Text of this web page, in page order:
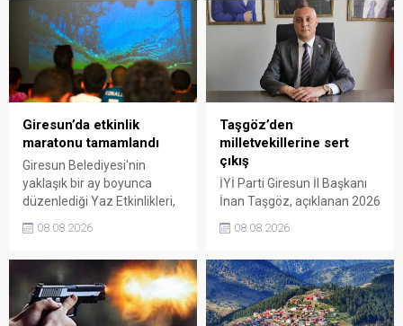
Giresun’da etkinlik
maratonu tamamlandı
Giresun Belediyesi'nin
yaklaşık bir ay boyunca
düzenlediği Yaz Etkinlikleri,
sanat ve eğlenceyle
organizasyonun ardından
Kadın El Emeği Pazarı'nın
süresi de 16 Ağustos'a
08.08.2026
Taşgöz’den
milletvekillerine sert
çıkış
İYİ Parti Giresun İl Başkanı
İnan Taşgöz, açıklanan 2026
üzerinden iktidar
eleştirdi. Taşgöz, üreticinin
emeğinin karşılığını
alamadığını savunarak,
08.08.2026